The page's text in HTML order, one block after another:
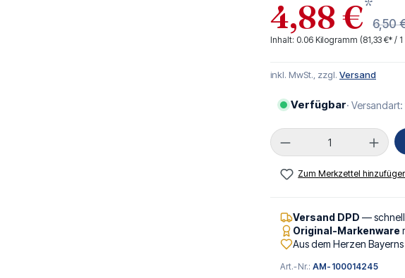
4,88 €*
6,50
Inhalt: 0.06 Kilogramm (81,33 €* /
inkl. MwSt., zzgl. Versand
Verfügbar· Versandart:
Produkt Anzahl:
Zum Merkzettel
Versand DPD — schnell
Original-Markenware
Aus dem Herzen
Art.-Nr.:AM-100014245